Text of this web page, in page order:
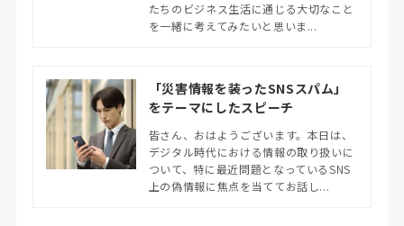
たちのビジネス生活に通じる大切なこと
を一緒に考えてみたいと思いま...
「災害情報を装ったSNSスパム」
をテーマにしたスピーチ
皆さん、おはようございます。本日は、
デジタル時代における情報の取り扱いに
ついて、特に最近問題となっているSNS
上の偽情報に焦点を当ててお話し...